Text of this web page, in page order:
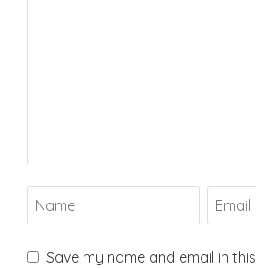
Save my name and email in